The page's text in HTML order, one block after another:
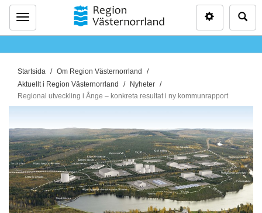
Meny
D
u
ä
h
ä
r
:
Startsida
Om Region Västernorrland
Aktuellt i Region Västernorrland
Nyheter
Regional utveckling i Ånge – konkreta resultat i ny kommunrapport